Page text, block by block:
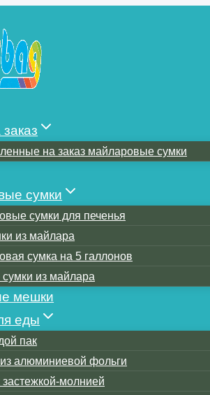
на заказ майларовые сумки
сумки
сумки для печенья
из майлара
сумка на 5 галлонов
из майлара
мешки
еды
пак
алюминиевой фольги
молнией